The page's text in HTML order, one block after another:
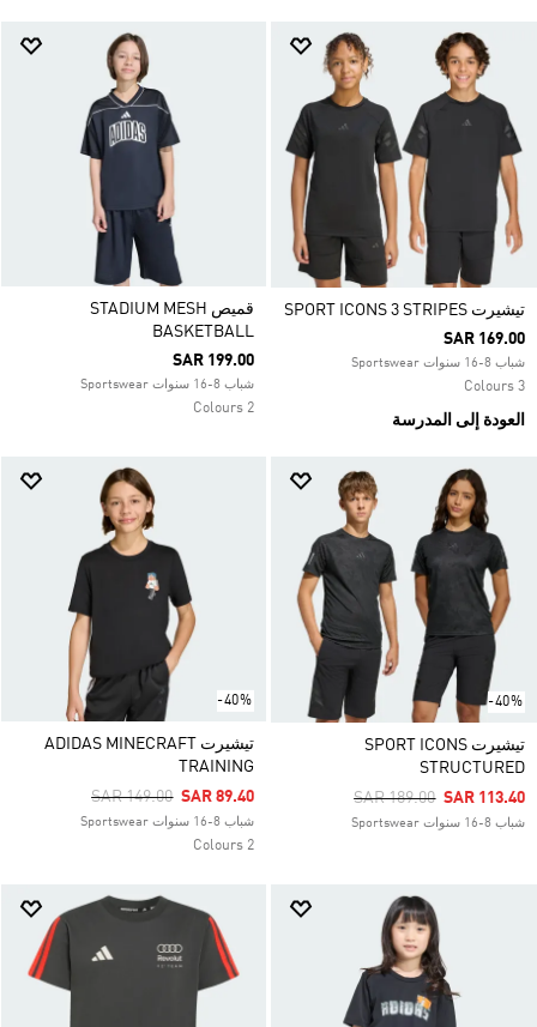
تيشيرت SPORT ICONS 3 STRIPES
SAR 169.00
شباب 8-16 سنوات Sportswear
3 Colours
العودة إلى المدرسة
قميص STADIUM MESH
BASKETBALL
SAR 199.00
شباب 8-16 سنوات Sportswear
2 Colours
-40%
تيشيرت SPORT ICONS
STRUCTURED
Price Reduced From
SAR 189.00ToSAR 113.40
شباب 8-16 سنوات Sportswear
-40%
تيشيرت ADIDAS MINECRAFT
TRAINING
Price Reduced From
SAR 149.00ToSAR 89.40
شباب 8-16 سنوات Sportswear
2 Colours